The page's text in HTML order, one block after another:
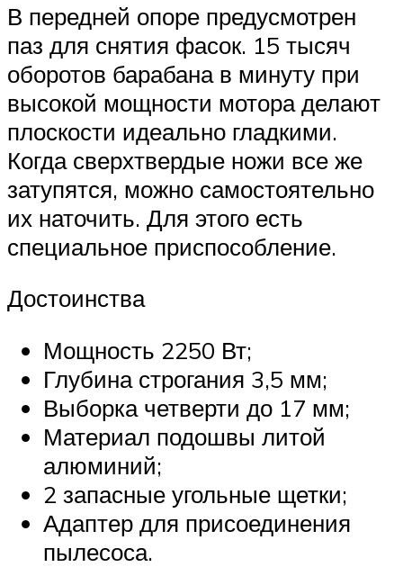
В передней опоре предусмотрен
паз для снятия фасок. 15 тысяч
оборотов барабана в минуту при
высокой мощности мотора делают
плоскости идеально гладкими.
Когда сверхтвердые ножи все же
затупятся, можно самостоятельно
их наточить. Для этого есть
специальное приспособление.
Достоинства
Мощность 2250 Вт;
Глубина строгания 3,5 мм;
Выборка четверти до 17 мм;
Материал подошвы литой
алюминий;
2 запасные угольные щетки;
Адаптер для присоединения
пылесоса.